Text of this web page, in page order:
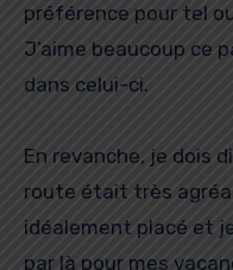
préférence pour tel
J’aime beaucoup ce
dans celui-ci.
En revanche, je dois
route était très
idéalement placé et
par là pour mes